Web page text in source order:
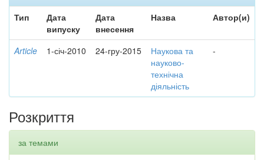
Тип
Дата
випуску
Дата
внесення
Назва Автор(и)
Article 1-січ-2010 24-гру-2015
Наукова та
науково-
технічна
діяльність
-
Розкриття
за темами